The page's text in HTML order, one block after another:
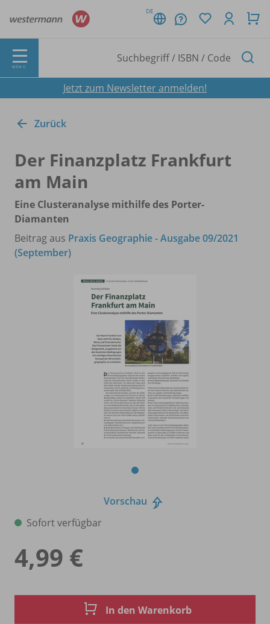
DE
MENÜ
Jetzt zum Newsletter anmelden!
Zurück
Der Finanzplatz Frankfurt
am Main
Eine Clusteranalyse mithilfe des Porter-
Diamanten
Beitrag aus Praxis Geographie - Ausgabe 09/2021
(September)
Vorschau
Sofort verfügbar
4,99 €
In den Warenkorb